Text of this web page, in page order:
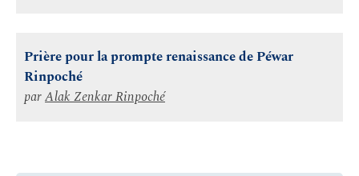
Prière pour la prompte renaissance de Péwar
Rinpoché
parAlak Zenkar Rinpoché